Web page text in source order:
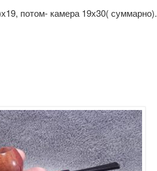
потом- камера 19х30( суммарно).